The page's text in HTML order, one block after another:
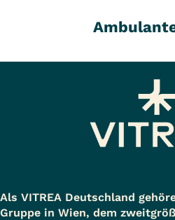
Als VITREA Deutschland
Gruppe in Wien, dem